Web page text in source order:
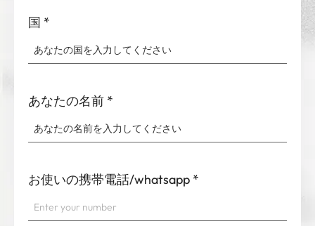
国 *
あなたの名前 *
お使いの携帯電話/whatsapp *